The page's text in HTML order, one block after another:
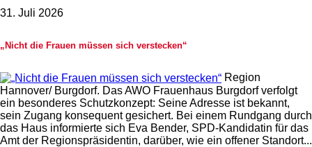
31. Juli 2026
„Nicht die Frauen müssen sich verstecken“
Region
Hannover/ Burgdorf. Das AWO Frauenhaus Burgdorf verfolgt
ein besonderes Schutzkonzept: Seine Adresse ist bekannt,
sein Zugang konsequent gesichert. Bei einem Rundgang durch
das Haus informierte sich Eva Bender, SPD-Kandidatin für das
Amt der Regionspräsidentin, darüber, wie ein offener Standort...